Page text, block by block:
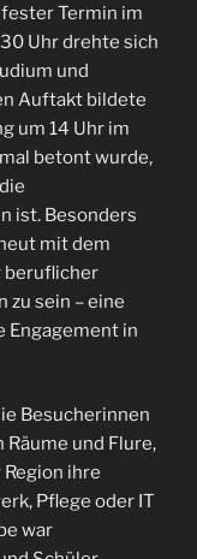
Termin im
Uhr drehte sich
und
Auftakt bildete
um 14 Uhr im
betont wurde,
ist. Besonders
mit dem
beruflicher
zu sein – eine
Engagement in
Besucherinnen
und Flure,
ihre
Pflege oder IT
war